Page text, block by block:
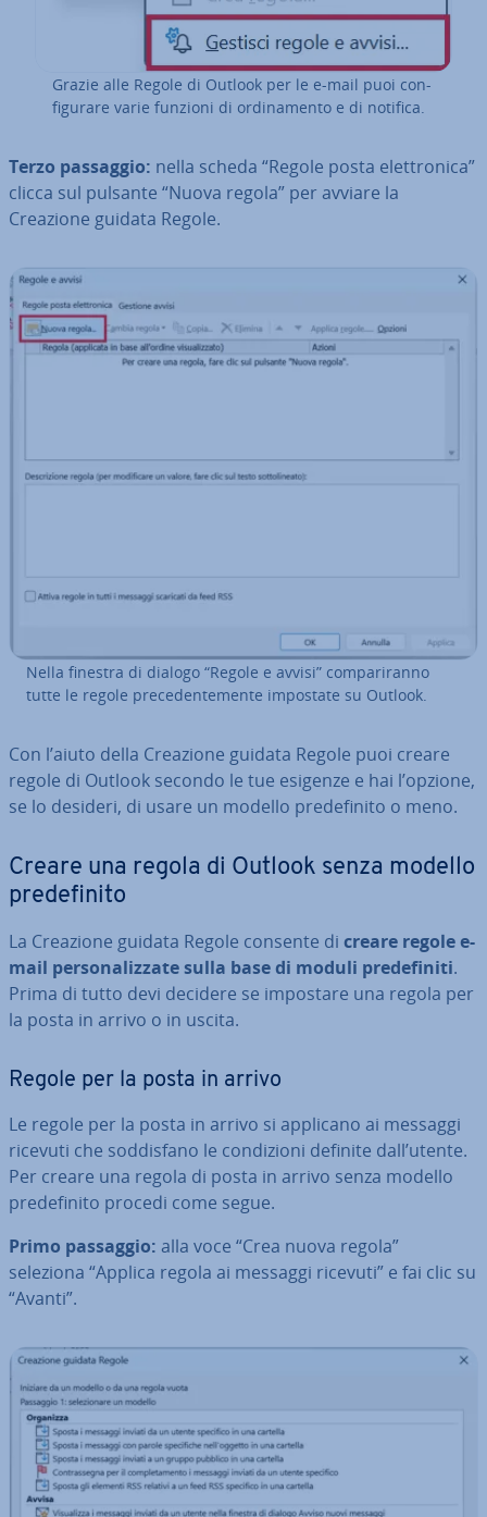
Grazie alle Regole di Outlook per le e-mail puoi con­
fi­gu­ra­re varie funzioni di or­di­na­men­to e di notifica.
Terzo passaggio: nella scheda “Regole posta elet­tro­ni­ca”
clicca sul pulsante “Nuova regola” per avviare la
Creazione guidata Regole.
Nella finestra di dialogo “Regole e avvisi” com­pa­ri­ran­no
tutte le regole pre­ce­den­te­men­te impostate su Outlook.
Con l’aiuto della Creazione guidata Regole puoi creare
regole di Outlook secondo le tue esigenze e hai l’opzione,
se lo desideri, di usare un modello pre­de­fi­ni­to o meno.
Creare una regola di Outlook senza modello
pre­de­fi­ni­to
La Creazione guidata Regole consente di creare regole e-
mail per­so­na­liz­za­te sulla base di moduli pre­de­fi­ni­ti.
Prima di tutto devi decidere se impostare una regola per
la posta in arrivo o in uscita.
Regole per la posta in arrivo
Le regole per la posta in arrivo si applicano ai messaggi
ricevuti che sod­di­sfa­no le con­di­zio­ni definite dall’utente.
Per creare una regola di posta in arrivo senza modello
pre­de­fi­ni­to procedi come segue.
Primo passaggio: alla voce “Crea nuova regola”
seleziona “Applica regola ai messaggi ricevuti” e fai clic su
“Avanti”.